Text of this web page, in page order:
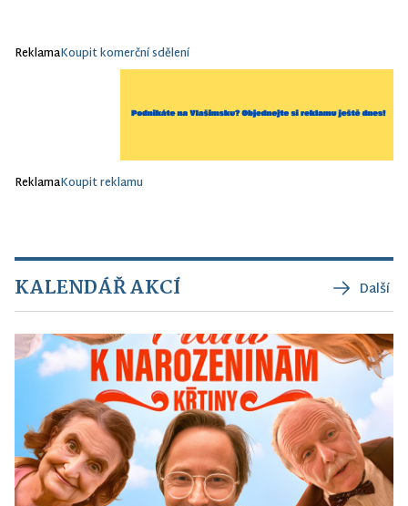
ReklamaKoupit komerční sdělení
ReklamaKoupit reklamu
KALENDÁŘ AKCÍ Další